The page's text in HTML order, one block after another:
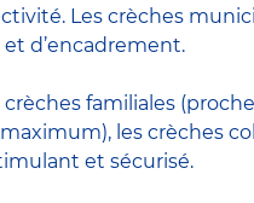
Les crèches
d’encadrement.
familiales
maximum), les crèches
et sécurisé.